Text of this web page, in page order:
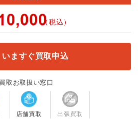
（税込）
いますぐ買取申込
買取お取扱い窓口
店舗買取 出張買取